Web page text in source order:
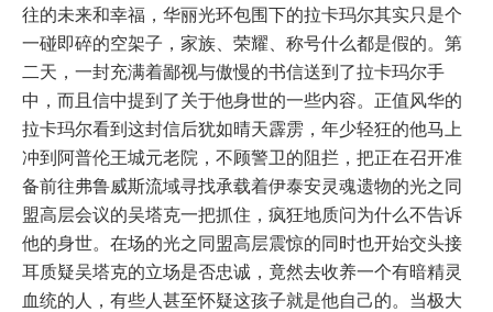
往的未来和幸福，华丽光环包围下的拉卡玛尔其实只是个
一碰即碎的空架子，家族、荣耀、称号什么都是假的。第
二天，一封充满着鄙视与傲慢的书信送到了拉卡玛尔手
中，而且信中提到了关于他身世的一些内容。正值风华的
拉卡玛尔看到这封信后犹如晴天霹雳，年少轻狂的他马上
冲到阿普伦王城元老院，不顾警卫的阻拦，把正在召开准
备前往弗鲁威斯流域寻找承载着伊泰安灵魂遗物的光之同
盟高层会议的吴塔克一把抓住，疯狂地质问为什么不告诉
他的身世。在场的光之同盟高层震惊的同时也开始交头接
耳质疑吴塔克的立场是否忠诚，竟然去收养一个有暗精灵
血统的人，有些人甚至怀疑这孩子就是他自己的。当极大